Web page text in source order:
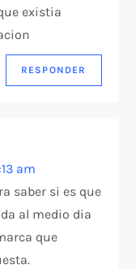
existia
RESPONDER
am
saber si es que
al medio dia
que